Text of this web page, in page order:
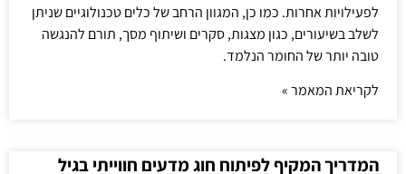
לפעילויות אחרות. כמו כן, המגוון הרחב של כלים טכנולוגיים שניתן
לשלב בשיעורים, כגון מצגות, סקרים ושיתוף מסך, תורם להנגשה
טובה יותר של החומר הנלמד.
לקריאת המאמר »
המדריך המקיף לפיתוח חוג מדעים חווייתי בגיל